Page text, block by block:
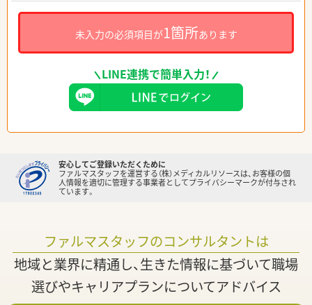
未入力の必須項目が1箇所あります
LINE連携で簡単入力！
安心してご登録いただくために
ファルマスタッフを運営する（株）メディカルリソースは、お客様の個
人情報を適切に管理する事業者としてプライバシーマークが付与され
ています。
ファルマスタッフのコンサルタントは
地域と業界に精通し、生きた情報に基づいて職場
選びやキャリアプランについてアドバイス